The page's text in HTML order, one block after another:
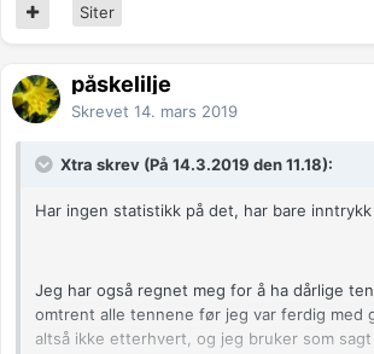
Siter
påskelilje
Skrevet 14. mars 2019
Xtra skrev (På 14.3.2019 den 11.18):
Har ingen statistikk på det, har bare
Jeg har også regnet meg for å ha dårlige
omtrent alle tennene før jeg var ferdig med
altså ikke etterhvert, og jeg bruker som